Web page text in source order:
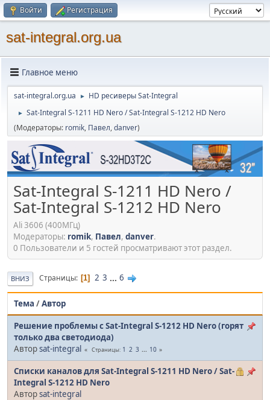
Войти Регистрация
sat-integral.org.ua
Главное меню
sat-integral.org.ua ► HD ресиверы Sat-Integral
►
Sat-Integral S-1211 HD Nero / Sat-Integral S-1212 HD Nero
(Модераторы: romik, Павел,danver)
Sat-Integral S-1211 HD Nero /
Sat-Integral S-1212 HD Nero
Ali 3606 (400МГц)
Модераторы: romik, Павел, danver.
0 Пользователи и 5 гостей просматривают этот раздел.
ВНИЗ Страницы 1 2 3 ... 6
Тема /Автор
Решение проблемы с Sat-Integral S-1212 HD Nero (горят
только два светодиода)
Авторsat-integral Страницы 1 2 3 ... 10
Списки каналов для Sat-Integral S-1211 HD Nero / Sat-
Integral S-1212 HD Nero
Авторsat-integral